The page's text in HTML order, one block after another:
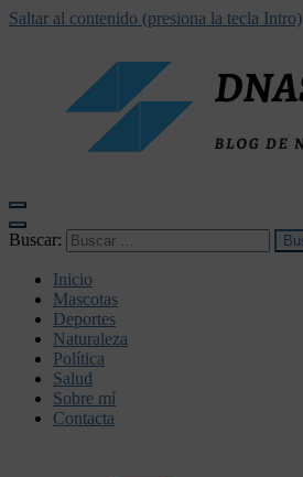
Saltar al contenido (presiona la tecla Intro)
Buscar:
Inicio
Mascotas
Deportes
Naturaleza
Política
Salud
Sobre mí
Contacta